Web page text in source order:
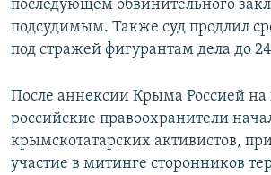
последующем обвинительного
подсудимым. Также суд продлил
под стражей фигурантам дела до
После аннексии Крыма Россией на
российские правоохранители
крымскотатарских активистов,
участие в митинге сторонников